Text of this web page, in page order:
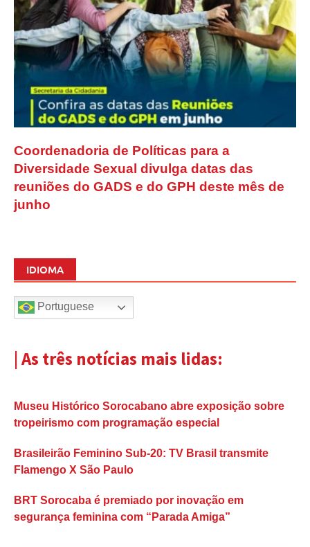
Coordenadoria de Políticas para a
Diversidade Sexual divulga datas das
reuniões do GADS e do GPH deste mês de
junho
IDIOMA
Portuguese
| As três notícias mais lidas:
Museu Histórico Sorocabano abre exposição sobre
tropeirismo com programação especial
Brasileirão Feminino Sub-20: TV Brasil transmite
Flamengo X São Paulo
BRT Sorocaba é premiado por inovação em
segurança feminina com “Parada Amiga”